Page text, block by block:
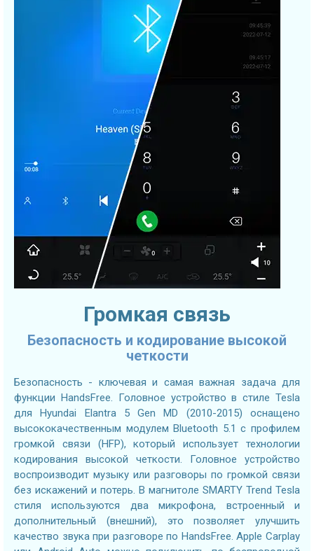
Громкая связь
Безопасность и кодирование высокой
четкости
Безопасность - ключевая и самая важная задача для
функции HandsFree. Головное устройство в стиле Tesla
для Hyundai Elantra 5 Gen MD (2010-2015) оснащено
высококачественным модулем Bluetooth 5.1 с профилем
громкой связи (HFP), который использует технологии
кодирования высокой четкости. Головное устройство
воспроизводит музыку или разговоры по громкой связи
без искажений и потерь. В магнитоле SMARTY Trend Tesla
стиля используются два микрофона, встроенный и
дополнительный (внешний), это позволяет улучшить
качество звука при разговоре по HandsFree. Apple Carplay